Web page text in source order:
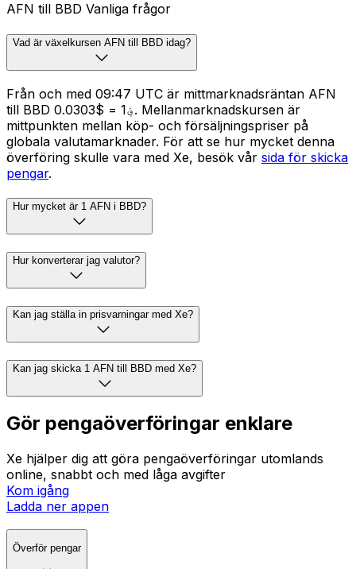
AFN till BBD Vanliga frågor
Vad är växelkursen AFN till BBD idag?
Från och med 09:47 UTC är mittmarknadsräntan AFN
till BBD ؋1 = $0.0303. Mellanmarknadskursen är
mittpunkten mellan köp- och försäljningspriser på
globala valutamarknader. För att se hur mycket denna
överföring skulle vara med Xe, besök vår sida för skicka
pengar.
Hur mycket är 1 AFN i BBD?
Hur konverterar jag valutor?
Kan jag ställa in prisvarningar med Xe?
Kan jag skicka 1 AFN till BBD med Xe?
Gör pengaöverföringar enklare
Xe hjälper dig att göra pengaöverföringar utomlands
online, snabbt och med låga avgifter
Kom igång
Ladda ner appen
Överför pengar